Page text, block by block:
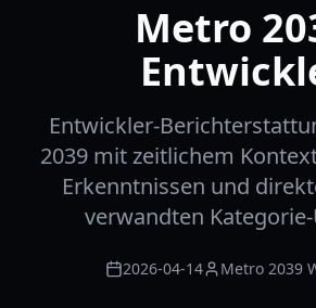
Metro
Entwickler-
2039 mit zeitlichem
Erkenntnissen und
verwandten
2026-04-14 Metro 2039